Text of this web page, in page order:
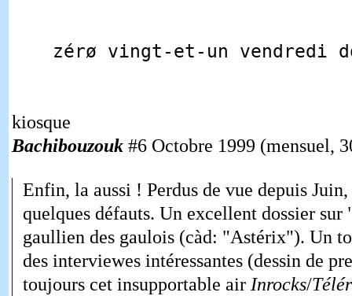
zérø vingt-et-un vendredi
kiosque
Bachibouzouk#6 Octobre 1999 (mensuel,
Enfin, la aussi ! Perdus de vue depuis
quelques défauts. Un excellent dossier
gaullien des gaulois (càd: "Astérix"). Un
des interviewes intéressantes (dessin de
toujours cet insupportable air Inrocks/